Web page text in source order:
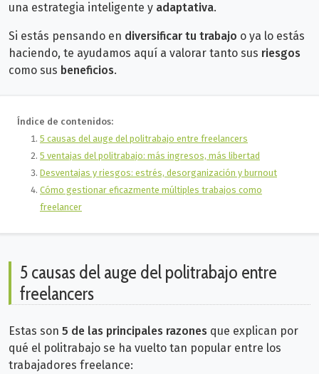
una estrategia inteligente y adaptativa.
Si estás pensando en diversificar tu trabajo o ya lo estás
haciendo, te ayudamos aquí a valorar tanto sus riesgos
como sus beneficios.
Índice de contenidos:
5 causas del auge del politrabajo entre freelancers
5 ventajas del politrabajo: más ingresos, más libertad
Desventajas y riesgos: estrés, desorganización y burnout
Cómo gestionar eficazmente múltiples trabajos como
freelancer
5 causas del auge del politrabajo entre
freelancers
Estas son 5 de las principales razones que explican por
qué el politrabajo se ha vuelto tan popular entre los
trabajadores freelance: